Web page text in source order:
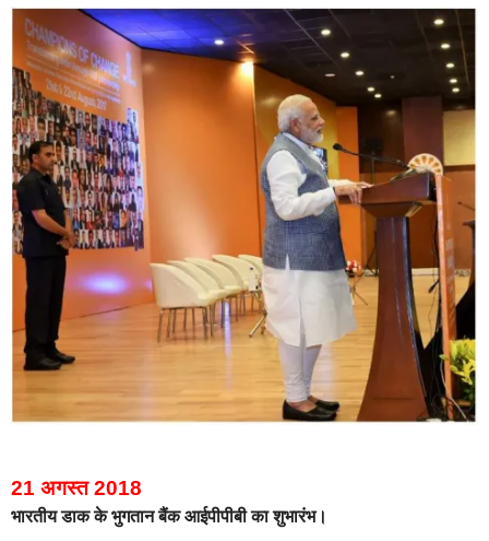
21 अगस्त 2018
भारतीय डाक के भुगतान बैंक आईपीपीबी का शुभारंभ।